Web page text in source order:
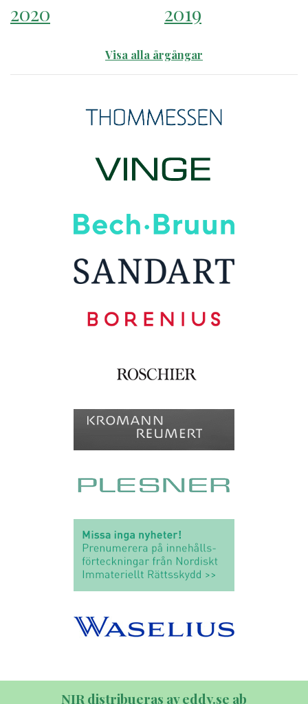
2020
2019
Visa alla årgångar
NIR distribueras av eddy.se ab